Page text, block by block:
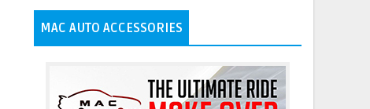
MAC AUTO ACCESSORIES